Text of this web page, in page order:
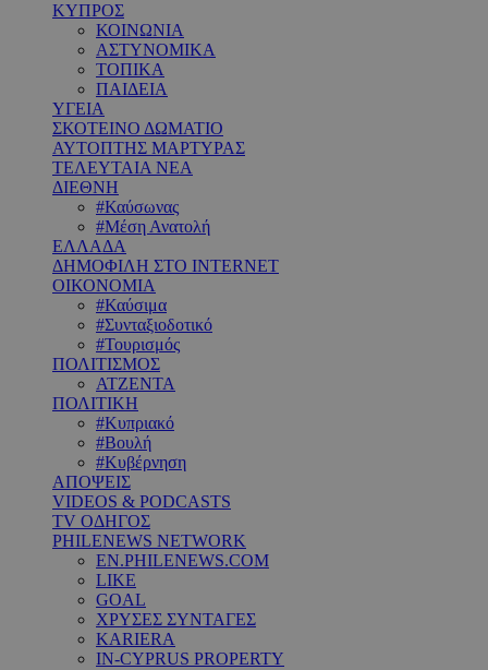
ΚΥΠΡΟΣ
ΚΟΙΝΩΝΙΑ
ΑΣΤΥΝΟΜΙΚΑ
ΤΟΠΙΚΑ
ΠΑΙΔΕΙΑ
ΥΓΕΙΑ
ΣΚΟΤΕΙΝΟ ΔΩΜΑΤΙΟ
ΑΥΤΟΠΤΗΣ ΜΑΡΤΥΡΑΣ
ΤΕΛΕΥΤΑΙΑ ΝΕΑ
ΔΙΕΘΝΗ
#Καύσωνας
#Μέση Ανατολή
ΕΛΛΑΔΑ
ΔΗΜΟΦΙΛΗ ΣΤΟ INTERNET
ΟΙΚΟΝΟΜΙΑ
#Καύσιμα
#Συνταξιοδοτικό
#Τουρισμός
ΠΟΛΙΤΙΣΜΟΣ
ΑΤΖΕΝΤΑ
ΠΟΛΙΤΙΚΗ
#Κυπριακό
#Βουλή
#Κυβέρνηση
ΑΠΟΨΕΙΣ
VIDEOS & PODCASTS
TV ΟΔΗΓΟΣ
PHILENEWS NETWORK
EN.PHILENEWS.COM
LIKE
GOAL
ΧΡΥΣΕΣ ΣΥΝΤΑΓΕΣ
KARIERA
IN-CYPRUS PROPERTY